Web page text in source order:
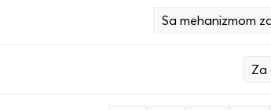
Sa mehanizmom
Za